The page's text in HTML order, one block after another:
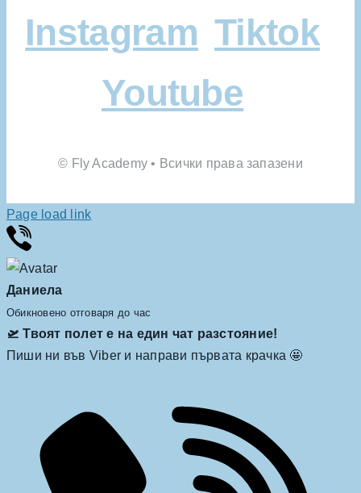
Instagram Tiktok
Youtube
© Fly Academy • Всички права запазени
Page load link
Даниела
Обикновено отговаря до час
🛫 Твоят полет е на един чат разстояние!
Пиши ни във Viber и направи първата крачка 🤩